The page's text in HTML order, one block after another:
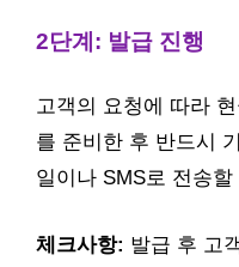
2단계: 발급 진행
고객의 요청에 따라
를 준비한 후 반드시
일이나 SMS로 전송
체크사항: 발급 후 고